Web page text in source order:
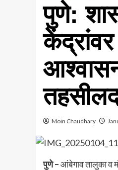
पुणे:
केंद्रांवर
Moin Chaudhary
पुणे –आंबेगाव तालुका व